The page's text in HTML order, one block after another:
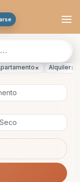
× Alquiler×